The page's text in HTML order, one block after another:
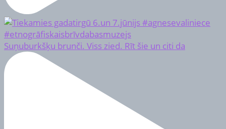
Suņuburkšķu brunči. Viss zied. Rīt šie un citi da